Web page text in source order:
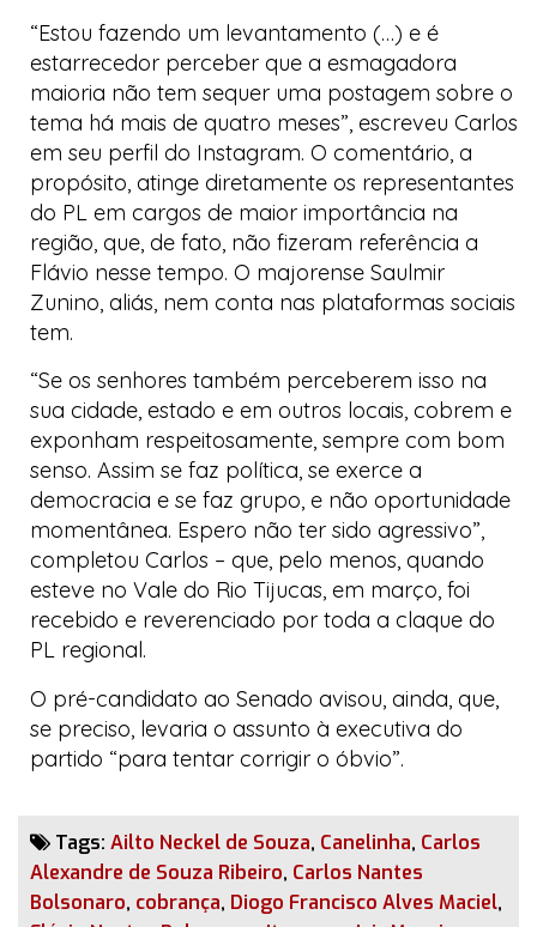
“Estou fazendo um levantamento (…) e é
estarrecedor perceber que a esmagadora
maioria não tem sequer uma postagem sobre o
tema há mais de quatro meses”, escreveu Carlos
em seu perfil do Instagram. O comentário, a
propósito, atinge diretamente os representantes
do PL em cargos de maior importância na
região, que, de fato, não fizeram referência a
Flávio nesse tempo. O majorense Saulmir
Zunino, aliás, nem conta nas plataformas sociais
tem.
“Se os senhores também perceberem isso na
sua cidade, estado e em outros locais, cobrem e
exponham respeitosamente, sempre com bom
senso. Assim se faz política, se exerce a
democracia e se faz grupo, e não oportunidade
momentânea. Espero não ter sido agressivo”,
completou Carlos – que, pelo menos, quando
esteve no Vale do Rio Tijucas, em março, foi
recebido e reverenciado por toda a claque do
PL regional.
O pré-candidato ao Senado avisou, ainda, que,
se preciso, levaria o assunto à executiva do
partido “para tentar corrigir o óbvio”.
Tags: Ailto Neckel de Souza, Canelinha, Carlos
Alexandre de Souza Ribeiro, Carlos Nantes
Bolsonaro, cobrança, Diogo Francisco Alves Maciel,